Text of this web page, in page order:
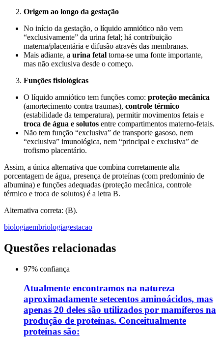
Origem ao longo da gestação
No início da gestação, o líquido amniótico não vem
“exclusivamente” da urina fetal; há contribuição
materna/placentária e difusão através das membranas.
Mais adiante, a urina fetal torna-se uma fonte importante,
mas não exclusiva desde o começo.
Funções fisiológicas
O líquido amniótico tem funções como: proteção mecânica
(amortecimento contra traumas), controle térmico
(estabilidade da temperatura), permitir movimentos fetais e
troca de água e solutos entre compartimentos materno-fetais.
Não tem função “exclusiva” de transporte gasoso, nem
“exclusiva” imunológica, nem “principal e exclusiva” de
trofismo placentário.
Assim, a única alternativa que combina corretamente alta
porcentagem de água, presença de proteínas (com predomínio de
albumina) e funções adequadas (proteção mecânica, controle
térmico e troca de solutos) é a letra B.
Alternativa correta: (B).
biologiaembriologiagestacao
Questões relacionadas
97% confiança
Atualmente encontramos na natureza
aproximadamente setecentos aminoácidos, mas
apenas 20 deles são utilizados por mamíferos na
produção de proteínas. Conceitualmente
proteínas são: